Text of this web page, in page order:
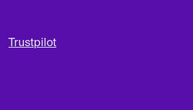
Trustpilot